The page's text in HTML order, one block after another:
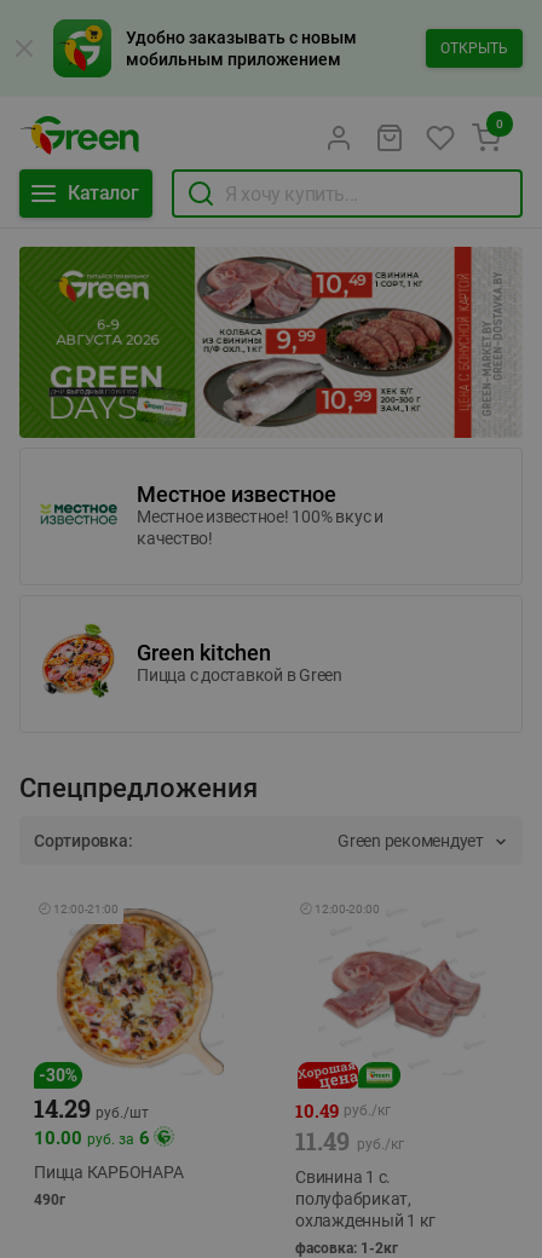
Удобно заказывать с новым
мобильным приложением
ОТКРЫТЬ
Каталог
0
Местное известное
Местное известное! 100% вкус и
качество!
Green kitchen
Пицца c доставкой в Green
Спецпредложения
Сортировка: Green рекомендует
🕘 12:00-21:00
-30%
14.29 руб./шт
10.00 руб. за 6
Пицца КАРБОНАРА
490г
🕘 12:00-20:00
10.49 руб./кг
11.49 руб./кг
Свинина 1 с.
полуфабрикат,
охлажденный 1 кг
фасовка: 1-2кг